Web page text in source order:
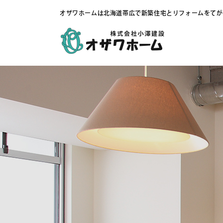
オザワホームは北海道帯広で新築住宅とリフォームをて